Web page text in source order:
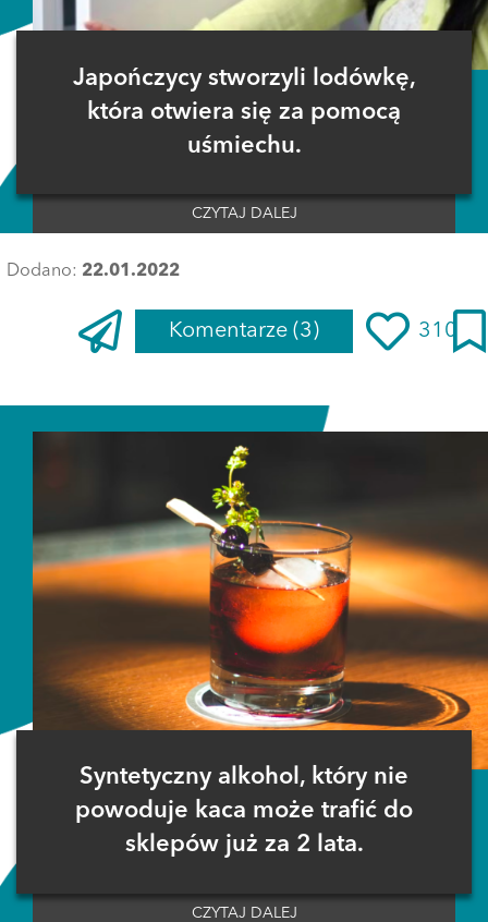
Japończycy stworzyli lodówkę,
która otwiera się za pomocą
uśmiechu.
CZYTAJ DALEJ
Dodano: 22.01.2022
Komentarze (3) 310
Syntetyczny alkohol, który nie
powoduje kaca może trafić do
sklepów już za 2 lata.
CZYTAJ DALEJ